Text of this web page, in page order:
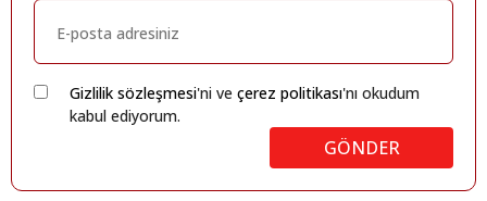
Gizlilik sözleşmesi'ni ve çerez politikası'nı okudum
kabul ediyorum.
GÖNDER